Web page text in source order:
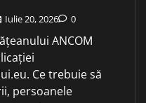
Iulie 20, 2026 0
ANCOM
Ce trebuie să
persoanele